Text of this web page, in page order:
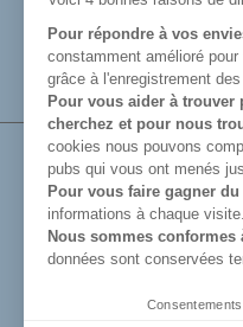
Pour répondre à vos
constamment amélioré
grâce à l'enregistrement
Pour vous aider à
cherchez et pour nous
cookies nous pouvons
pubs qui vous ont menés
Pour vous faire gagner du
informations à chaque visite.
Nous sommes conformes
données sont conservées
innovant et de
le nécessaire pour
d’élevage.
Produits
Matériel de prairie
Auges
Aménagement